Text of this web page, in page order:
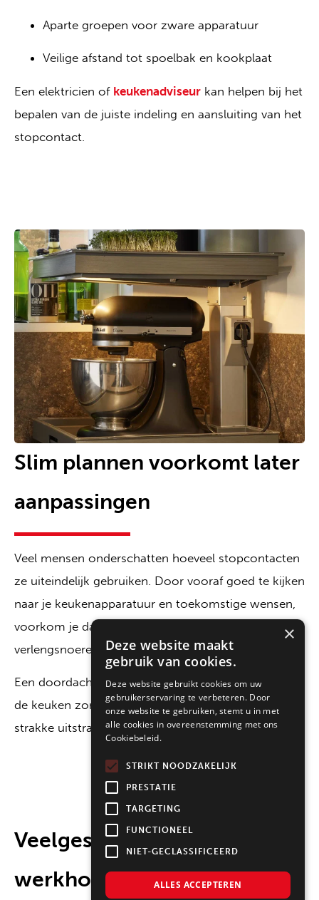
Aparte groepen voor zware apparatuur
Veilige afstand tot spoelbak en kookplaat
Een elektricien of keukenadviseur kan helpen bij het
bepalen van de juiste indeling en aansluiting van het
stopcontact.
Slim plannen voorkomt later
aanpassingen
Veel mensen onderschatten hoeveel stopcontacten
ze uiteindelijk gebruiken. Door vooraf goed te kijken
naar je keukenapparatuur en toekomstige wensen,
voorkom je dat je later muren moet openbreken of
verlengsnoeren moet gebruiken.
Een doordachte planning van de stopcontacten in
de keuken zorgt voor veiligheid, comfort en een
strakke uitstraling.
Veelgestelde vragen over de
werkhoogte van een
×
Deze website maakt
gebruik van cookies.
Deze website gebruikt cookies om uw
gebruikerservaring te verbeteren. Door
onze website te gebruiken, stemt u in met
alle cookies in overeenstemming met ons
Cookiebeleid.
STRIKT NOODZAKELIJK
PRESTATIE
TARGETING
FUNCTIONEEL
NIET-GECLASSIFICEERD
ALLES ACCEPTEREN